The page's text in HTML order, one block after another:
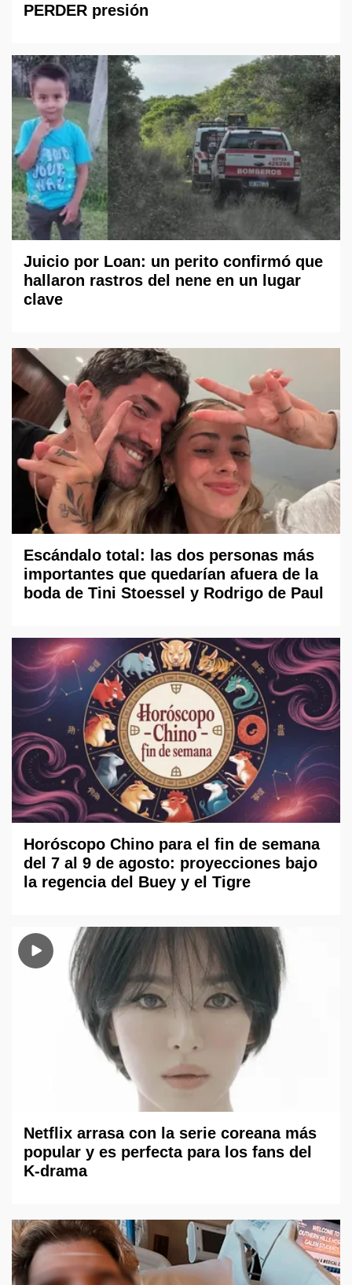
PERDER presión
Juicio por Loan: un perito confirmó que
hallaron rastros del nene en un lugar
clave
Escándalo total: las dos personas más
importantes que quedarían afuera de la
boda de Tini Stoessel y Rodrigo de Paul
Horóscopo Chino para el fin de semana
del 7 al 9 de agosto: proyecciones bajo
la regencia del Buey y el Tigre
Netflix arrasa con la serie coreana más
popular y es perfecta para los fans del
K-drama